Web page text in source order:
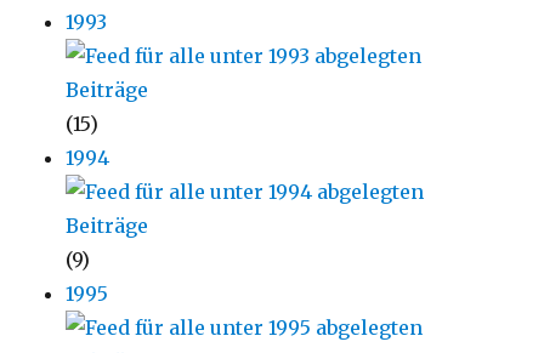
1993
(15)
1994
(9)
1995